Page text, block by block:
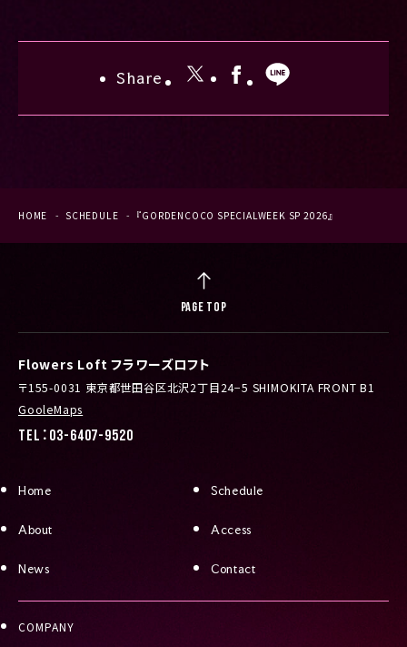
Share
HOME SCHEDULE 『GORDENCOCO SPECIALWEEK SP 2026』
Flowers Loft フラワーズロフト
〒155-0031 東京都世田谷区北沢2丁目24−5 SHIMOKITA FRONT B1
GooleMaps
TEL：03-6407-9520
Home Schedule
About Access
News Contact
COMPANY
PAGE TOP